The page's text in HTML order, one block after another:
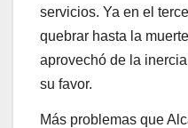
servicios. Ya en el
quebrar hasta la
aprovechó de la
su favor.
Más problemas que